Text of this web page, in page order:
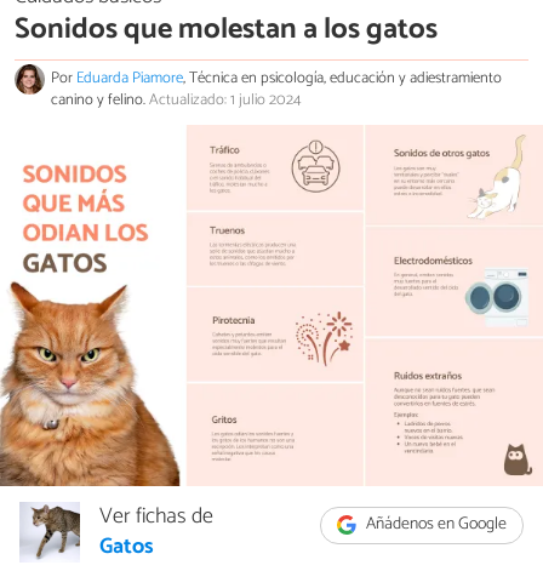
Sonidos que molestan a los gatos
PorEduarda Piamore, Técnica en psicología, educación y adiestramiento
canino y felino.Actualizado: 1 julio 2024
Añádenos en Google
Ver fichas de
Gatos